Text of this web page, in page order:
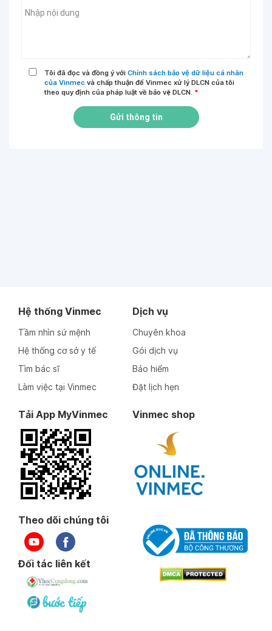
Tôi đã đọc và đồng ý với Chính sách bảo vệ dữ liệu cá nhân
của Vinmec và chấp thuận để Vinmec xử lý DLCN của tôi
theo quy định của pháp luật về bảo vệ DLCN. *
Gửi thông tin
Hệ thống Vinmec
Tầm nhìn sứ mệnh
Hệ thống cơ sở y tế
Tìm bác sĩ
Làm việc tại Vinmec
Dịch vụ
Chuyên khoa
Gói dịch vụ
Bảo hiểm
Đặt lịch hẹn
Tải App MyVinmec Vinmec shop
Theo dõi chúng tôi
Đối tác liên kết